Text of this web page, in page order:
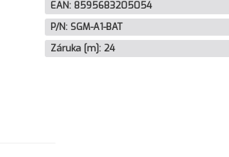
EAN: 8595683205054
P/N: SGM-A1-BAT
Záruka [m]: 24